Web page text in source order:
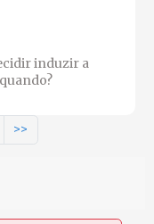
induzir a
>>